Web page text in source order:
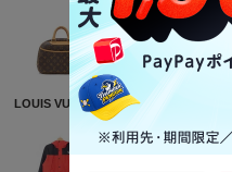
LOUIS VUITTON